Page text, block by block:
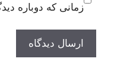
زمانی که دوباره